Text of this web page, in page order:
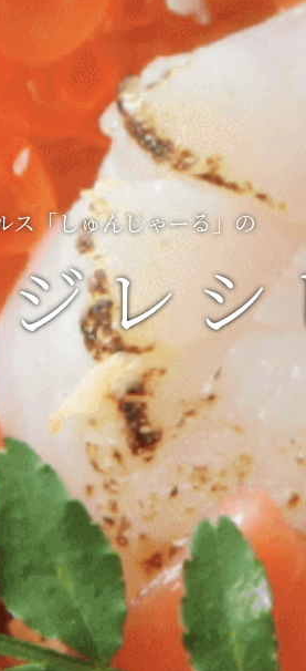
ス「しゅんじゃーる」の
レ